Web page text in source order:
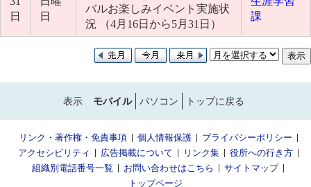
日
日
バルお楽しみイベント実施状
況 （4月16日から5月31日）
課
表示 モバイル パソコン トップに戻る
リンク・著作権・免責事項 個人情報保護
プライバシーポリシー
アクセシビリティ
広告掲載について リンク集
役所への行き方
組織別電話番号一覧
お問い合わせはこちら
サイトマップ
トップページ